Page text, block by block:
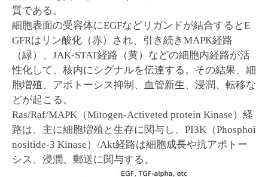
質である。
細胞表面の受容体にEGFなどリガンドが結合するとE
GFRはリン酸化（赤）され、引き続きMAPK経路
（緑）、JAK-STAT経路（黄）などの細胞内経路が活
性化して、核内にシグナルを伝達する。その結果、細
胞増殖、アポトーシス抑制、血管新生、浸潤、転移な
どが起こる。
Ras/Raf/MAPK（Mitogen-Activeted protein Kinase）経
路は、主に細胞増殖と生存に関与し、PI3K（Phosphoi
nositide-3 Kinase）/Akt経路は細胞成長や抗アポトー
シス、浸潤、郵送に関与する。